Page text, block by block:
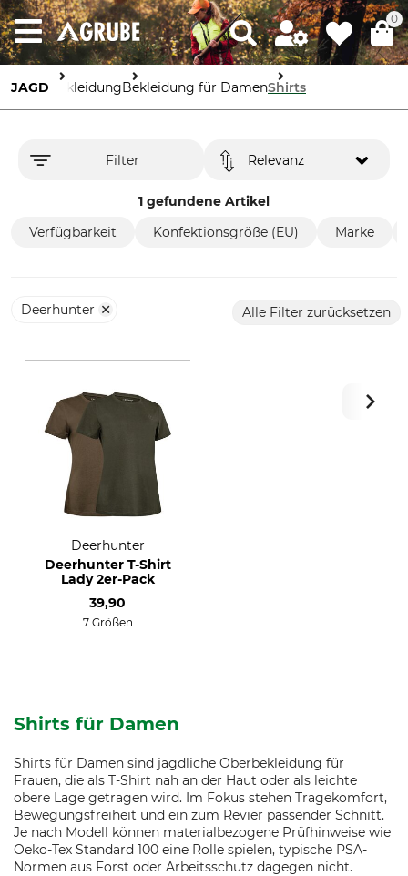
0
JAGD BekleidungBekleidung für DamenShirts
Filter
1 gefundene Artikel
Relevanz
Verfügbarkeit Konfektionsgröße (EU) Marke
Deerhunter Alle Filter zurücksetzen
Deerhunter
Deerhunter T-Shirt
Lady 2er-Pack
39,90
7 Größen
Shirts für Damen
Shirts für Damen sind jagdliche Oberbekleidung für
Frauen, die als T-Shirt nah an der Haut oder als leichte
obere Lage getragen wird. Im Fokus stehen Tragekomfort,
Bewegungsfreiheit und ein zum Revier passender Schnitt.
Je nach Modell können materialbezogene Prüfhinweise wie
Oeko-Tex Standard 100 eine Rolle spielen, typische PSA-
Normen aus Forst oder Arbeitsschutz dagegen nicht.